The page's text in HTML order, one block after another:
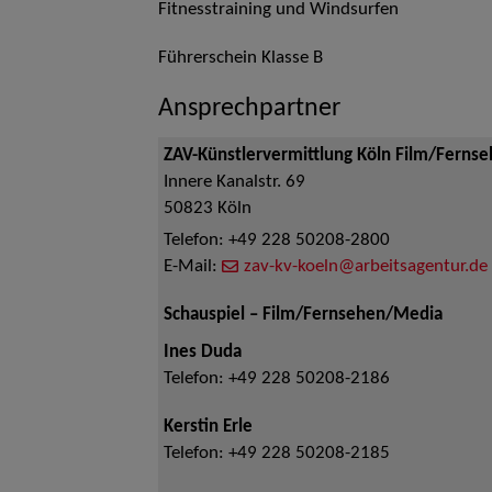
Fitnesstraining und Windsurfen
Führerschein Klasse B
Ansprechpartner
ZAV-Künstlervermittlung Köln Film/
Innere Kanalstr. 69
50823 Köln
Telefon: +49 228 50208-2800
E-Mail:
zav-kv-koeln@arbeitsagentur.de
Schauspiel – Film/Fernsehen/Media
Ines Duda
Telefon: +49 228 50208-2186
Kerstin Erle
Telefon: +49 228 50208-2185